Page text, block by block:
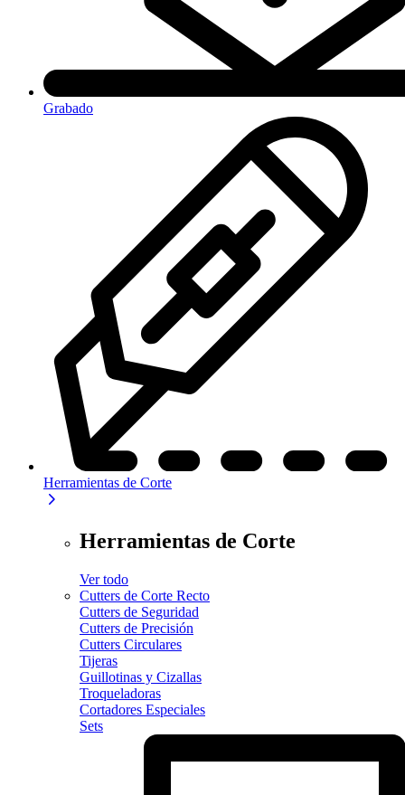
Grabado
Herramientas de Corte
Herramientas de Corte
Ver todo
Cutters de Corte Recto
Cutters de Seguridad
Cutters de Precisión
Cutters Circulares
Tijeras
Guillotinas y Cizallas
Troqueladoras
Cortadores Especiales
Sets